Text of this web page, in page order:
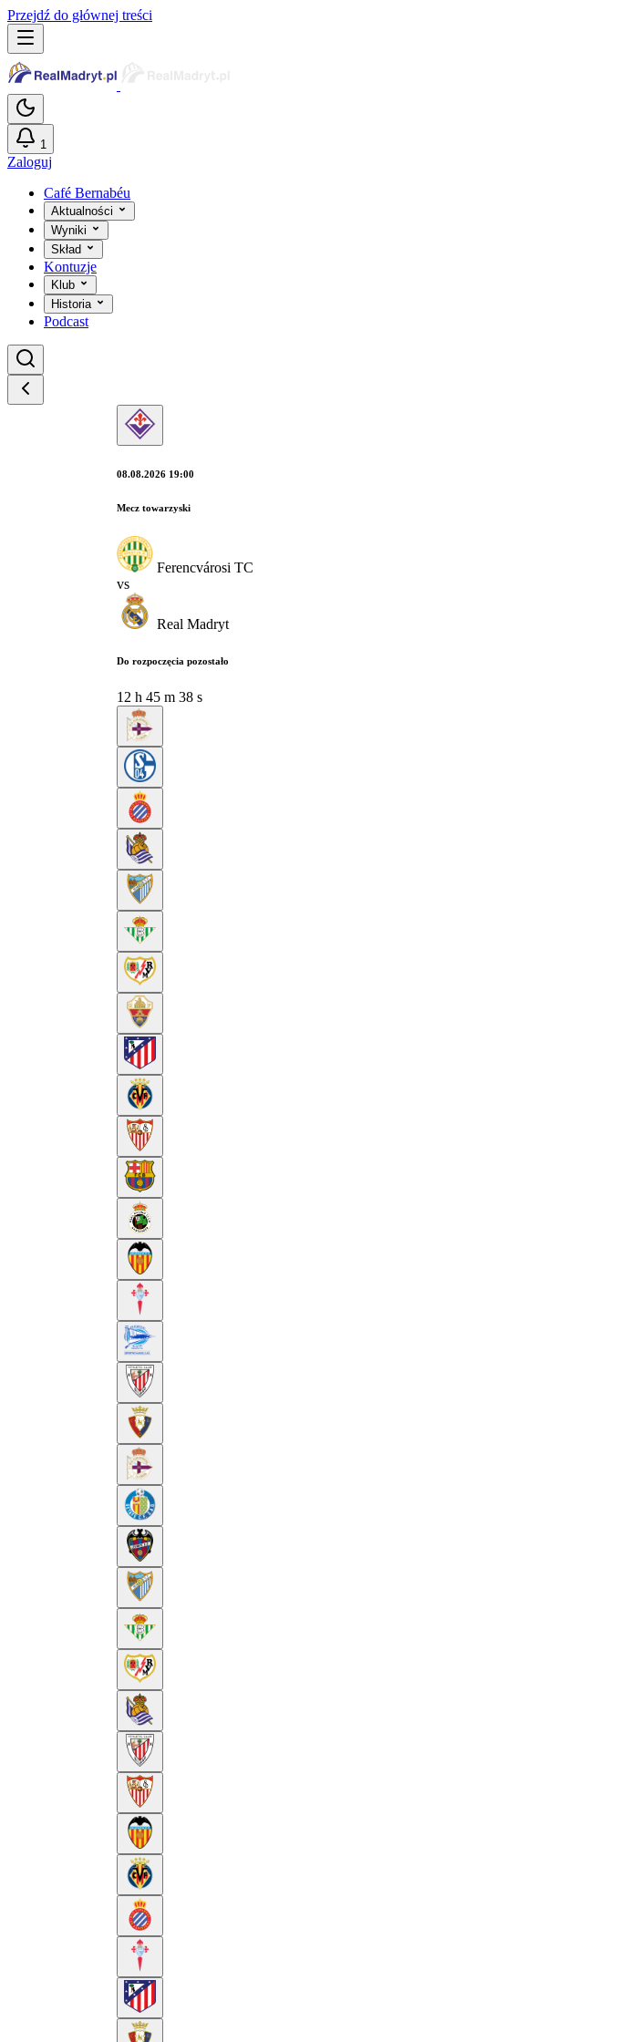
Przejdź do głównej treści
1
Zaloguj
Café Bernabéu
Aktualności
Wyniki
Skład
Kontuzje
Klub
Historia
Podcast
08.08.2026 19:00
Mecz towarzyski
Ferencvárosi TC
vs
Real Madryt
Do rozpoczęcia pozostało
12 h 45 m 37 s